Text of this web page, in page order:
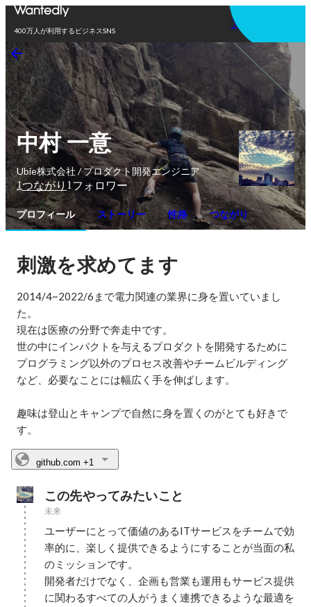
400万人が利用するビジネスSNS
アプリを使う
中村 一意
Ubie株式会社 / プロダクト開発エンジニア
1つながり 1 フォロワー
プロフィール ストーリー 性格 つながり
刺激を求めてます
2014/4~2022/6まで電力関連の業界に身を置いていまし
た。
現在は医療の分野で奔走中です。
世の中にインパクトを与えるプロダクトを開発するために
プログラミング以外のプロセス改善やチームビルディング
など、必要なことには幅広く手を伸ばします。
趣味は登山とキャンプで自然に身を置くのがとても好きで
す。
github.com +1
この先やってみたいこと
未来
ユーザーにとって価値のあるITサービスをチームで効
率的に、楽しく提供できるようにすることが当面の私
のミッションです。
開発者だけでなく、企画も営業も運用もサービス提供
に関わるすべての人がうまく連携できるような最適を